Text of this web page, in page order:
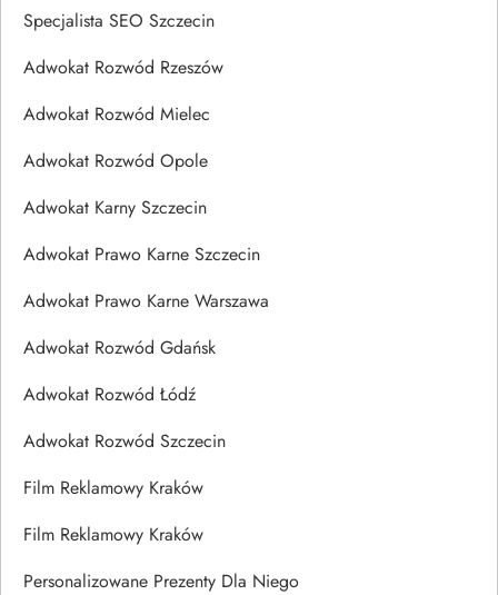
Specjalista SEO Szczecin
Adwokat Rozwód Rzeszów
Adwokat Rozwód Mielec
Adwokat Rozwód Opole
Adwokat Karny Szczecin
Adwokat Prawo Karne Szczecin
Adwokat Prawo Karne Warszawa
Adwokat Rozwód Gdańsk
Adwokat Rozwód Łódź
Adwokat Rozwód Szczecin
Film Reklamowy Kraków
Film Reklamowy Kraków
Personalizowane Prezenty Dla Niego